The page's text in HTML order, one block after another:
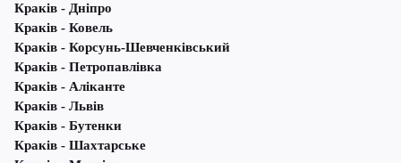
Краків - Дніпро
Краків - Ковель
Краків - Корсунь-Шевченківський
Краків - Петропавлівка
Краків - Аліканте
Краків - Львів
Краків - Бутенки
Краків - Шахтарське